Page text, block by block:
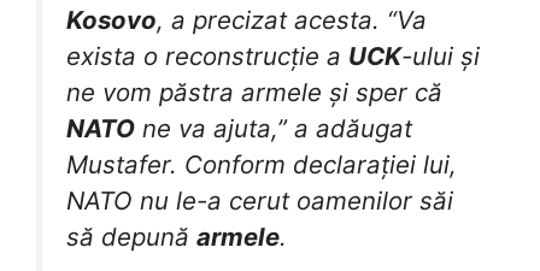
Kosovo, a precizat acesta. “Va
exista o reconstrucție a UCK-ului și
ne vom păstra armele și sper că
NATO ne va ajuta,” a adăugat
Mustafer. Conform declarației lui,
NATO nu le-a cerut oamenilor săi
să depună armele.